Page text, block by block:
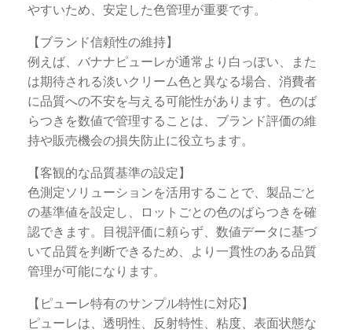
やすいため、安定した色管理が重要です。
【ブランド信頼性の維持】
例えば、バナナピューレが通常より白っぽい、また
は期待される淡いクリーム色と異なる場合、消費者
に品質への不安を与える可能性があります。色のば
らつきを数値で管理することは、ブランド評価の維
持や販売機会の損失防止に役立ちます。
【客観的な品質基準の設定】
色測定ソリューションを活用することで、製品ごと
の基準値を設定し、ロットごとの色のばらつきを確
認できます。目視評価に頼らず、数値データに基づ
いて品質を判断できるため、より一貫性のある品質
管理が可能になります。
【ピューレ特有のサンプル特性に対応】
ピューレは、透明性、反射特性、粘度、表面状態な